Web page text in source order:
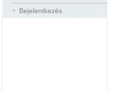
Bejelentkezés